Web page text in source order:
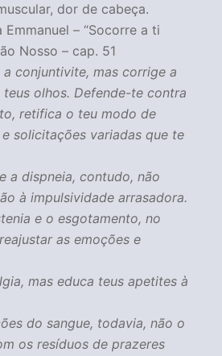
dor de cabeça.
– “Socorre a ti
Nosso – cap. 51
a conjuntivite, mas corrige a
olhos. Defende-te contra
retifica o teu modo de
solicitações variadas que te
a dispneia, contudo, não
à impulsividade arrasadora.
e o esgotamento, no
as emoções e
mas educa teus apetites à
do sangue, todavia, não o
os resíduos de prazeres